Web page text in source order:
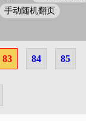
手动随机翻页
83 84 85